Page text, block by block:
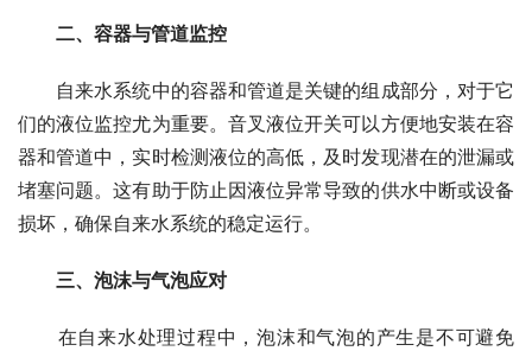
二、容器与管道监控
自来水系统中的容器和管道是关键的组成部分，对于它
们的液位监控尤为重要。音叉液位开关可以方便地安装在容
器和管道中，实时检测液位的高低，及时发现潜在的泄漏或
堵塞问题。这有助于防止因液位异常导致的供水中断或设备
损坏，确保自来水系统的稳定运行。
三、泡沫与气泡应对
在自来水处理过程中，泡沫和气泡的产生是不可避免